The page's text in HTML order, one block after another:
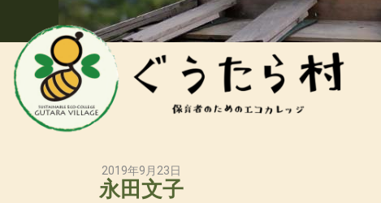
2019年9月23日
永田文子